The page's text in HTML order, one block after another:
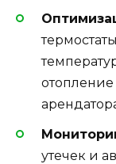
утечек и